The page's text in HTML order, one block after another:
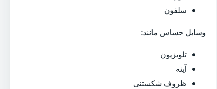
سلفون
وسایل حساس مانند:
تلویزیون
آینه
ظروف شکستنی